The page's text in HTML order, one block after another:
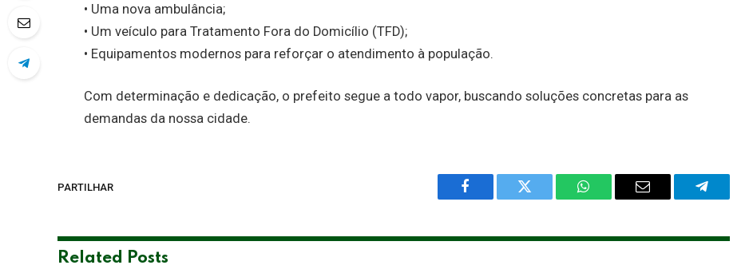
• Uma nova ambulância;
• Um veículo para Tratamento Fora do Domicílio (TFD);
• Equipamentos modernos para reforçar o atendimento à população.
Com determinação e dedicação, o prefeito segue a todo vapor, buscando soluções concretas para as
demandas da nossa cidade.
PARTILHAR
Facebook Twitter WhatsAppEmail Telegram
Related Posts